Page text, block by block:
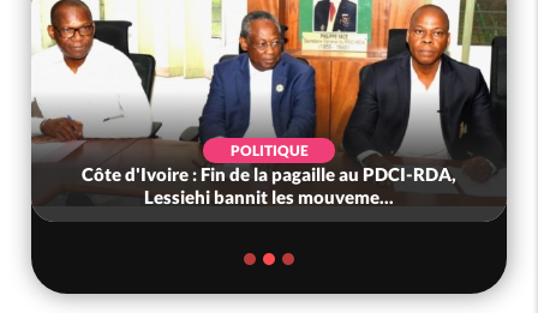
POLITIQUE
Côte d'Ivoire : Fin de la pagaille au PDCI-RDA,
Lessiehi bannit les mouveme...